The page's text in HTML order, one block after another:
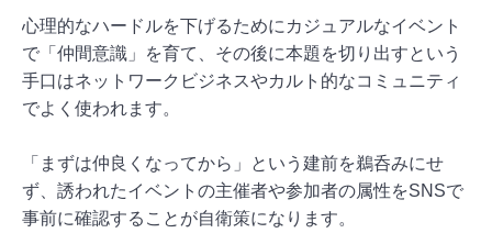
心理的なハードルを下げるためにカジュアルなイベント
で「仲間意識」を育て、その後に本題を切り出すという
手口はネットワークビジネスやカルト的なコミュニティ
でよく使われます。
「まずは仲良くなってから」という建前を鵜呑みにせ
ず、誘われたイベントの主催者や参加者の属性をSNSで
事前に確認することが自衛策になります。